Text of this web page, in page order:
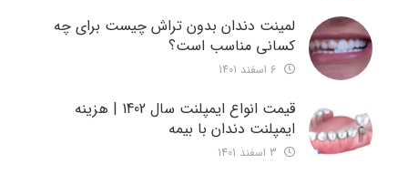
لمینت دندان بدون تراش چیست برای چه
کسانی مناسب است؟
قیمت انواع ایمپلنت سال 1402 | هزینه
ایمپلنت دندان با بیمه